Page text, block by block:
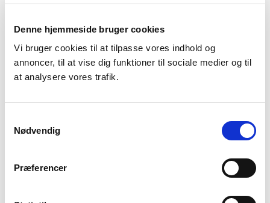
Denne hjemmeside bruger cookies
Vi bruger cookies til at tilpasse vores indhold og
annoncer, til at vise dig funktioner til sociale medier og til
at analysere vores trafik.
Nødvendig
Præferencer
Folketinget har bevilliget 1,5 mio. kr. til initiativer, der bekæmper
NYHED • 12. FEBRUAR 2021
fællesskaber
De daglige fællesskaber er gået tabt, Vi blevet hinandens trusler. Det
giver folkeoplysningen en stor genoprettelsesopgave, som kræver politisk